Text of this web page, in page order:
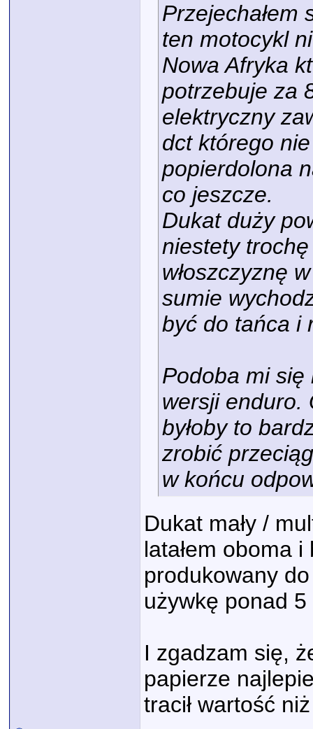
Przejechałem
ten motocykl
Nowa Afryka
potrzebuje za
elektryczny
dct którego
popierdolona
co jeszcze.
Dukat duży
niestety
włoszczyznę
sumie
być do tańca i
Podoba mi się
wersji enduro.
byłoby to
zrobić
w końcu
Dukat mały /
latałem oboma
produkowany
używkę ponad
I zgadzam się,
papierze
tracił wartość